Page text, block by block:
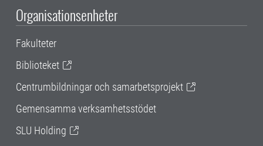
Organisationsenheter
Fakulteter
Biblioteket
Centrumbildningar och samarbetsprojekt
Gemensamma verksamhetsstödet
SLU Holding